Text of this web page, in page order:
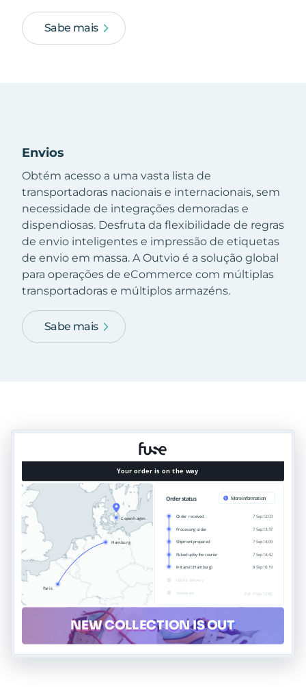
Sabe mais
Envios
Obtém acesso a uma vasta lista de
transportadoras nacionais e internacionais, sem
necessidade de integrações demoradas e
dispendiosas. Desfruta da flexibilidade de regras
de envio inteligentes e impressão de etiquetas
de envio em massa. A Outvio é a solução global
para operações de eCommerce com múltiplas
transportadoras e múltiplos armazéns.
Sabe mais